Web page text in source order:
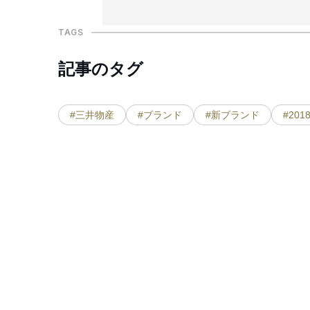
TAGS
記事のタグ
#三井物産 #ブランド #新ブランド